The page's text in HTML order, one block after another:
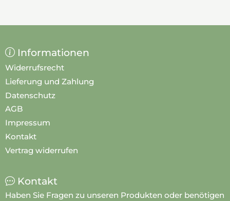
Informationen
Widerrufsrecht
Lieferung und Zahlung
Datenschutz
AGB
Impressum
Kontakt
Vertrag widerrufen
Kontakt
Haben Sie Fragen zu unseren Produkten oder benötigen